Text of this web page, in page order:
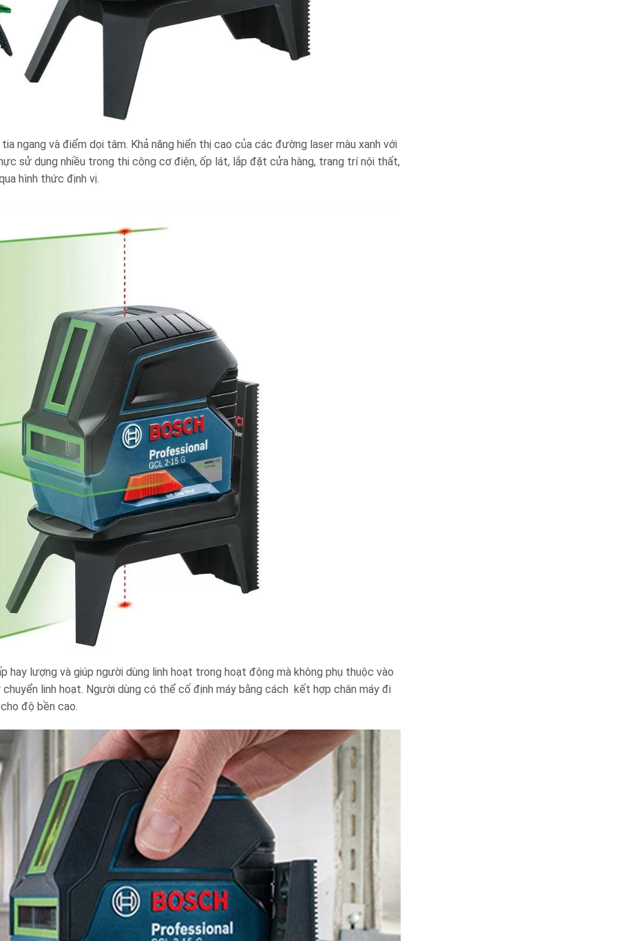
ngang và điểm dọi tâm. Khả năng hiển thị cao của các đường laser màu xanh với
sử dụng nhiều trong thi công cơ điện, ốp lát, lắp đặt cửa hàng, trang trí nội thất,
hình thức định vị.
hay lượng và giúp người dùng linh hoạt trong hoạt động mà không phụ thuộc vào
linh hoạt. Người dùng có thể cố định máy bằng cách kết hợp chân máy đi
độ bền cao.